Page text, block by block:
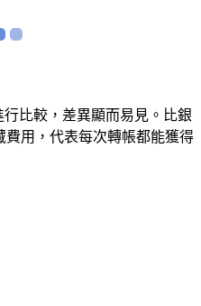
比較，差異顯而易見。比銀
用，代表每次轉帳都能獲得